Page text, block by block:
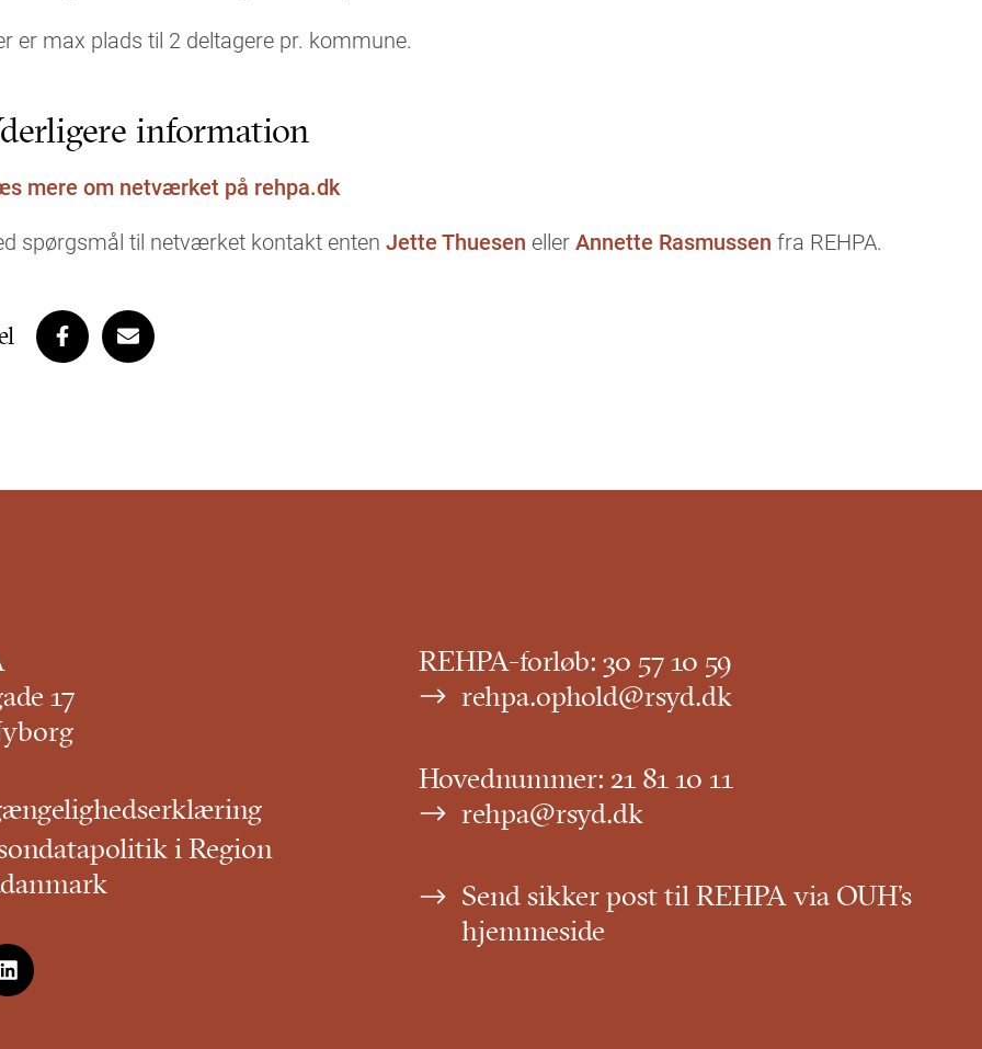
er max plads til 2 deltagere pr. kommune.
information
mere om netværket på rehpa.dk
spørgsmål til netværket kontakt enten Jette Thuesen ellerAnnette Rasmussen fra REHPA.
17
i Region
REHPA-forløb: 30 57 10 59
rehpa.ophold@rsyd.dk
Hovednummer: 21 81 10 11
rehpa@rsyd.dk
Send sikker post til REHPA via OUH’s
hjemmeside